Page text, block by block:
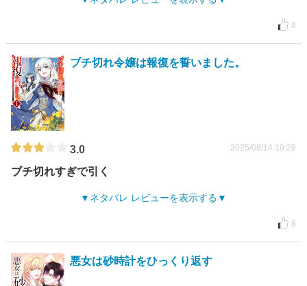
8
ブチ切れ令嬢は報復を誓いました。
3.0 2025/08/14 19:28
ブチ切れすぎで引く
ネタバレ レビューを表示する
8
悪女は砂時計をひっくり返す